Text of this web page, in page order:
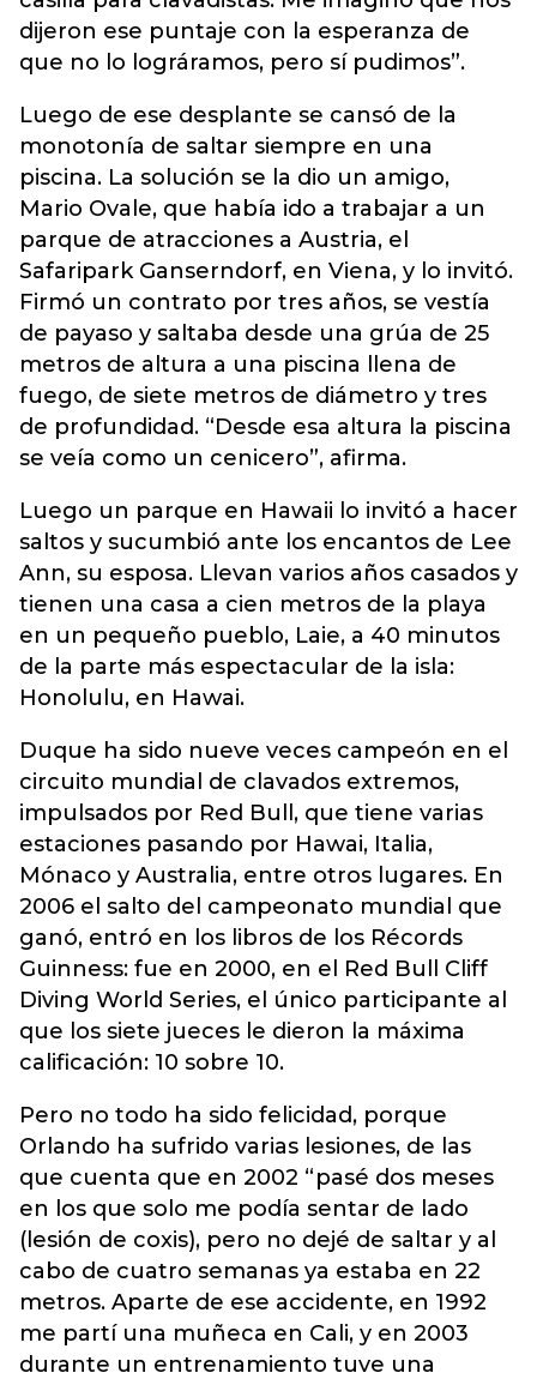
dijeron ese puntaje con la esperanza de
que no lo lográramos, pero sí pudimos”.
Luego de ese desplante se cansó de la
monotonía de saltar siempre en una
piscina. La solución se la dio un amigo,
Mario Ovale, que había ido a trabajar a un
parque de atracciones a Austria, el
Safaripark Ganserndorf, en Viena, y lo invitó.
Firmó un contrato por tres años, se vestía
de payaso y saltaba desde una grúa de 25
metros de altura a una piscina llena de
fuego, de siete metros de diámetro y tres
de profundidad. “Desde esa altura la piscina
se veía como un cenicero”, afirma.
Luego un parque en Hawaii lo invitó a hacer
saltos y sucumbió ante los encantos de Lee
Ann, su esposa. Llevan varios años casados y
tienen una casa a cien metros de la playa
en un pequeño pueblo, Laie, a 40 minutos
de la parte más espectacular de la isla:
Honolulu, en Hawai.
Duque ha sido nueve veces campeón en el
circuito mundial de clavados extremos,
impulsados por Red Bull, que tiene varias
estaciones pasando por Hawai, Italia,
Mónaco y Australia, entre otros lugares. En
2006 el salto del campeonato mundial que
ganó, entró en los libros de los Récords
Guinness: fue en 2000, en el Red Bull Cliff
Diving World Series, el único participante al
que los siete jueces le dieron la máxima
calificación: 10 sobre 10.
Pero no todo ha sido felicidad, porque
Orlando ha sufrido varias lesiones, de las
que cuenta que en 2002 “pasé dos meses
en los que solo me podía sentar de lado
(lesión de coxis), pero no dejé de saltar y al
cabo de cuatro semanas ya estaba en 22
metros. Aparte de ese accidente, en 1992
me partí una muñeca en Cali, y en 2003
durante un entrenamiento tuve una